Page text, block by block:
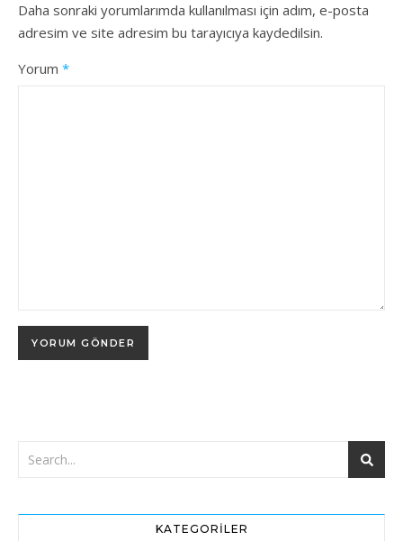
Daha sonraki yorumlarımda kullanılması için adım, e-posta
adresim ve site adresim bu tarayıcıya kaydedilsin.
Yorum *
KATEGORILER